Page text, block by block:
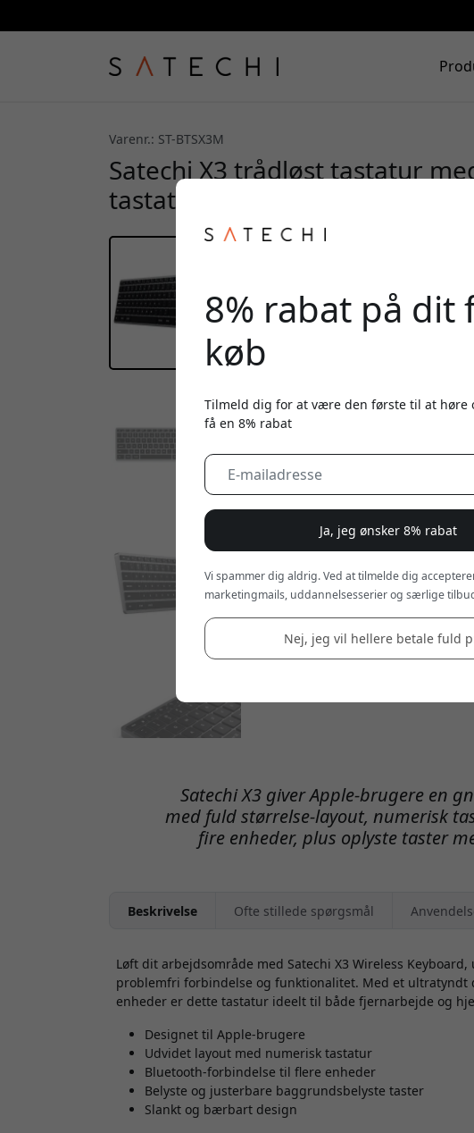
Varenr.: ST-BTSX3M
Satechi X3 trådløst tastatur
tastatur og baggrundsbelyste
Satechi X3 giver Apple-brugere en
med fuld størrelse-layout, numerisk
fire enheder, plus oplyste taster
Beskrivelse Ofte stillede spørgsmål
Løft dit arbejdsområde med Satechi X3 Wireless
problemfri forbindelse og funktionalitet. Med et
enheder er dette tastatur ideelt til både fjernarbejde og
Designet til Apple-brugere
Udvidet layout med numerisk tastatur
Bluetooth-forbindelse til flere enheder
Belyste og justerbare baggrundsbelyste taster
Slankt og bærbart design
8% rabat på dit
køb
Tilmeld dig for at være den første til at høre
få en 8% rabat
Ja, jeg ønsker 8% rabat
Vi spammer dig aldrig. Ved at tilmelde dig
marketingmails, uddannelsesserier og særlige
Nej, jeg vil hellere betale fuld